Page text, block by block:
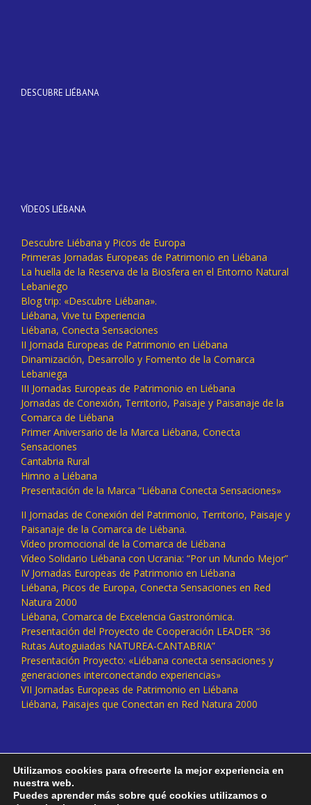
DESCUBRE LIÉBANA
VÍDEOS LIÉBANA
Descubre Liébana y Picos de Europa
Primeras Jornadas Europeas de Patrimonio en Liébana
La huella de la Reserva de la Biosfera en el Entorno Natural
Lebaniego
Blog trip: «Descubre Liébana».
Liébana, Vive tu Experiencia
Liébana, Conecta Sensaciones
II Jornada Europeas de Patrimonio en Liébana
Dinamización, Desarrollo y Fomento de la Comarca
Lebaniega
III Jornadas Europeas de Patrimonio en Liébana
Jornadas de Conexión, Territorio, Paisaje y Paisanaje de la
Comarca de Liébana
Primer Aniversario de la Marca Liébana, Conecta
Sensaciones
Cantabria Rural
Himno a Liébana
Presentación de la Marca “Liébana Conecta Sensaciones»
II Jornadas de Conexión del Patrimonio, Territorio, Paisaje y
Paisanaje de la Comarca de Liébana.
Vídeo promocional de la Comarca de Liébana
Vídeo Solidario Liébana con Ucrania: “Por un Mundo Mejor”
IV Jornadas Europeas de Patrimonio en Liébana
Liébana, Picos de Europa, Conecta Sensaciones en Red
Natura 2000
Liébana, Comarca de Excelencia Gastronómica.
Presentación del Proyecto de Cooperación LEADER “36
Rutas Autoguiadas NATUREA-CANTABRIA”
Presentación Proyecto: «Liébana conecta sensaciones y
generaciones interconectando experiencias»
VII Jornadas Europeas de Patrimonio en Liébana
Liébana, Paisajes que Conectan en Red Natura 2000
Utilizamos cookies para ofrecerte la mejor experiencia en
nuestra web.
Puedes aprender más sobre qué cookies utilizamos o